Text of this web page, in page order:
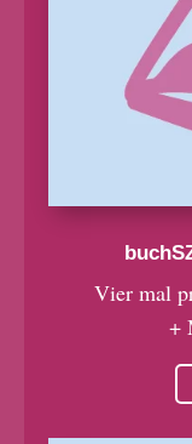
Vier mal
+